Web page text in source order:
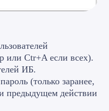
или Ctr+A если всех).
ИБ.
(только заранее,
предыдущем действии